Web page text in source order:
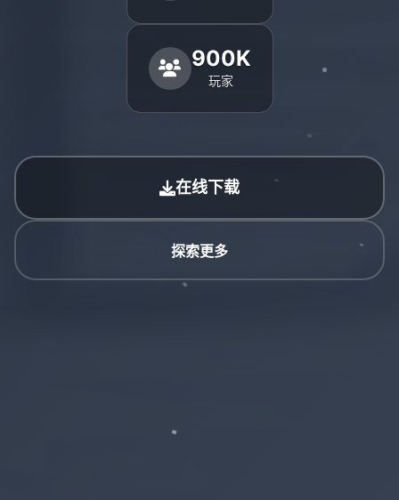
900K
玩家
在线下载
探索更多